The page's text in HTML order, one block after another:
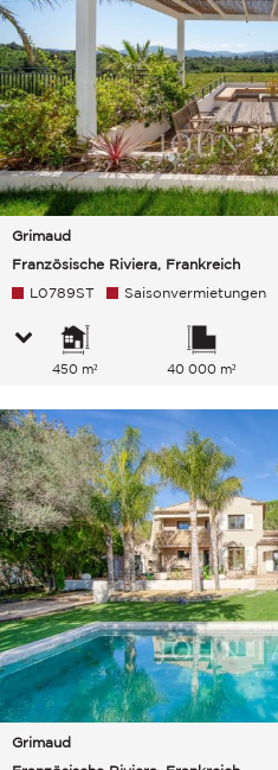
Grimaud
Französische Riviera, Frankreich
L0789ST Saisonvermietungen
450 m² 40 000 m²
Grimaud